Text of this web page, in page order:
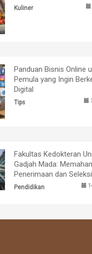
Kuliner
Panduan Bisnis Online
Pemula yang Ingin
Digital
Tips
Fakultas Kedokteran
Gadjah Mada:
Penerimaan dan
Pendidikan